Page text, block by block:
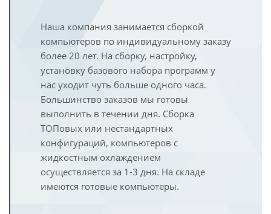
Наша компания занимается сборкой
компьютеров по индивидуальному заказу
более 20 лет. На сборку, настройку,
установку базового набора программ у
нас уходит чуть больше одного часа.
Большинство заказов мы готовы
выполнить в течении дня. Сборка
ТОПовых или нестандартных
конфигураций, компьютеров с
жидкостным охлаждением
осуществляется за 1-3 дня. На складе
имеются готовые компьютеры.